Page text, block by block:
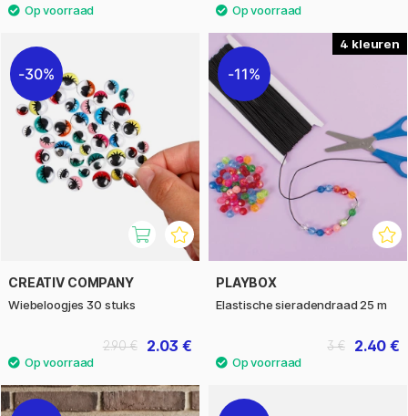
30%
CREATIV COMPANY
Wiebeloogjes 30 stuks
2.03 €
2.90 €
4
11%
PLAYBOX
Elastische sieradendraad 25 m
2.40 €
3 €